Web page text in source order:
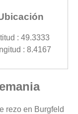
: 49.3333
: 8.4167
rezo en Burgfeld